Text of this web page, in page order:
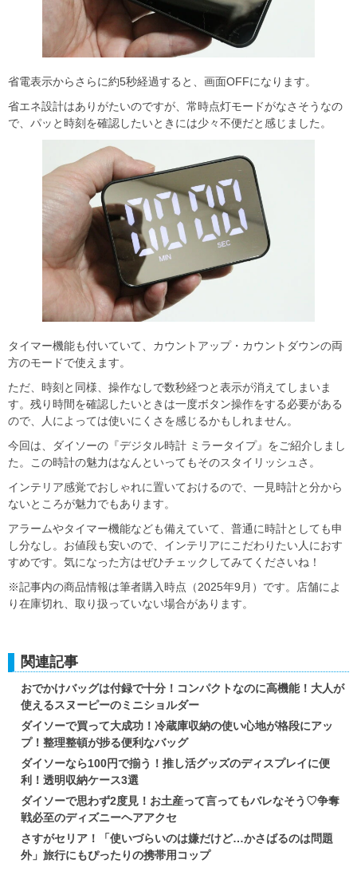
省電表示からさらに約5秒経過すると、画面OFFになります。
省エネ設計はありがたいのですが、常時点灯モードがなさそうなの
で、パッと時刻を確認したいときには少々不便だと感じました。
タイマー機能も付いていて、カウントアップ・カウントダウンの両
方のモードで使えます。
ただ、時刻と同様、操作なしで数秒経つと表示が消えてしまいま
す。残り時間を確認したいときは一度ボタン操作をする必要がある
ので、人によっては使いにくさを感じるかもしれません。
今回は、ダイソーの『デジタル時計 ミラータイプ』をご紹介しまし
た。この時計の魅力はなんといってもそのスタイリッシュさ。
インテリア感覚でおしゃれに置いておけるので、一見時計と分から
ないところが魅力でもあります。
アラームやタイマー機能なども備えていて、普通に時計としても申
し分なし。お値段も安いので、インテリアにこだわりたい人におす
すめです。気になった方はぜひチェックしてみてくださいね！
※記事内の商品情報は筆者購入時点（2025年9月）です。店舗によ
り在庫切れ、取り扱っていない場合があります。
関連記事
おでかけバッグは付録で十分！コンパクトなのに高機能！大人が
使えるスヌーピーのミニショルダー
ダイソーで買って大成功！冷蔵庫収納の使い心地が格段にアッ
プ！整理整頓が捗る便利なバッグ
ダイソーなら100円で揃う！推し活グッズのディスプレイに便
利！透明収納ケース3選
ダイソーで思わず2度見！お土産って言ってもバレなそう♡争奪
戦必至のディズニーヘアアクセ
さすがセリア！「使いづらいのは嫌だけど…かさばるのは問題
外」旅行にもぴったりの携帯用コップ